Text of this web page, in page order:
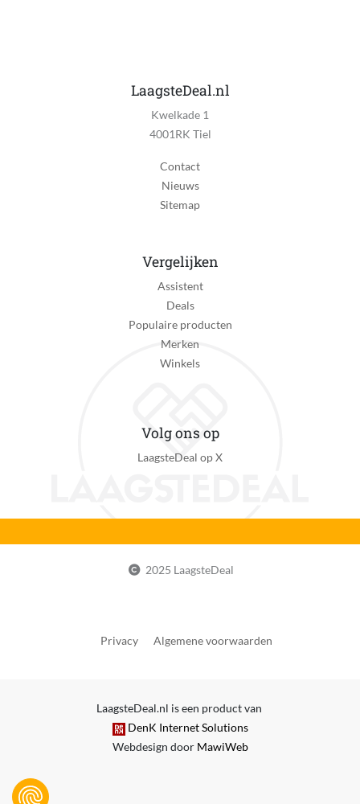
LaagsteDeal.nl
Kwelkade 1
4001RK Tiel
Contact
Nieuws
Sitemap
Vergelijken
Assistent
Deals
Populaire producten
Merken
Winkels
Volg ons op
LaagsteDeal op X
2025 LaagsteDeal
Privacy Algemene voorwaarden
LaagsteDeal.nl is een product van
DenK Internet Solutions
Webdesign door MawiWeb